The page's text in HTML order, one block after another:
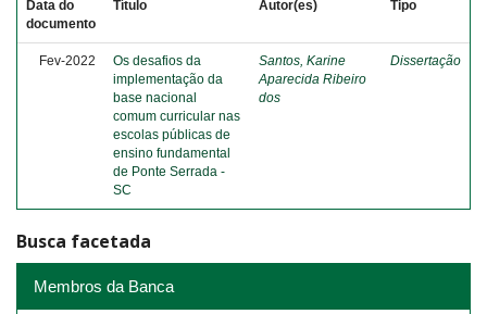
Data do
documento
Título Autor(es) Tipo
Fev-2022
Os desafios da
implementação da
base nacional
comum curricular nas
escolas públicas de
ensino fundamental
de Ponte Serrada -
SC
Santos, Karine
Aparecida Ribeiro
dos
Dissertação
Busca facetada
Membros da Banca